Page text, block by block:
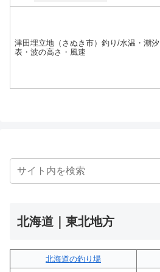
津田埋立地（さぬき市）釣り/水温・潮汐
表・波の高さ・風速
北海道｜東北地方
北海道の釣り場